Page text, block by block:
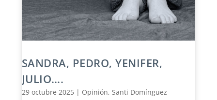
SANDRA, PEDRO, YENIFER,
JULIO….
29 octubre 2025| Opinión, Santi Domínguez